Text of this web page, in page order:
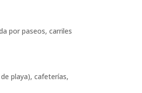
por paseos, carriles
playa), cafeterías,